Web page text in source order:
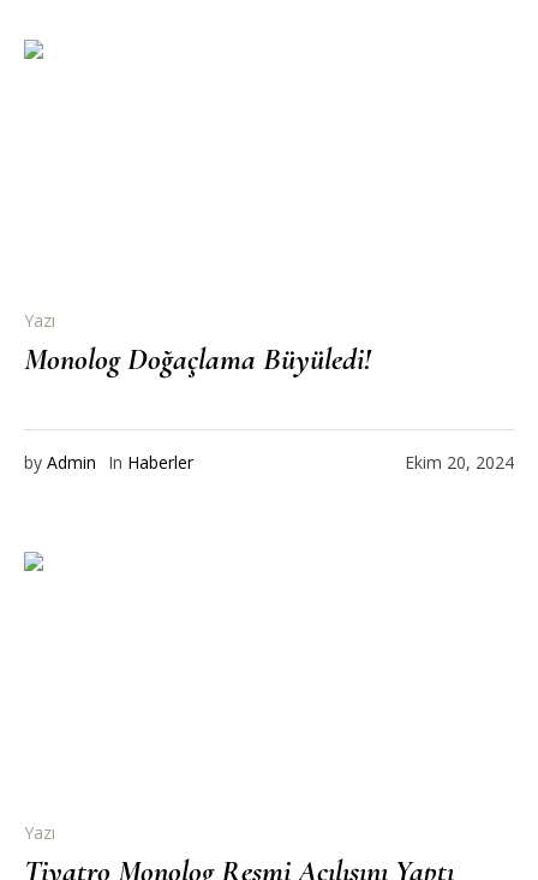
Yazı
Monolog Doğaçlama Büyüledi!
Ekim 20, 2024
by Admin In Haberler
Yazı
Tiyatro Monolog Resmi Açılışını Yaptı